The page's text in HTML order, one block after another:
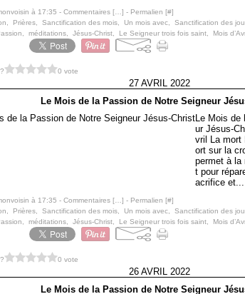
à 17:35 - Commentaires [ ] - Permalien [#]
Prières Sanctification des mois Un mois avec Sanctification des
méditations Jésus-Christ Le Seigneur trois fois saint Mois
0 vote
27 AVRIL 2022
Le Mois de la Passion de Notre Seigneur
Le Mois de
ur Jésus-
vril La mort
ort sur la
permet à la
t pour
acrifice et...
à 17:35 - Commentaires [ ] - Permalien [#]
Prières Sanctification des mois Un mois avec Sanctification des
méditations Jésus-Christ Le Seigneur trois fois saint Mois
0 vote
26 AVRIL 2022
Le Mois de la Passion de Notre Seigneur